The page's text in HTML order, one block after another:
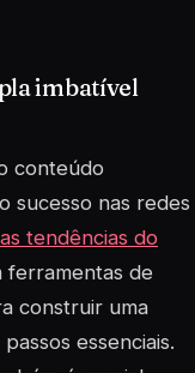
imbatível
conteúdo
sucesso nas redes
tendências do
ferramentas de
construir uma
essenciais.